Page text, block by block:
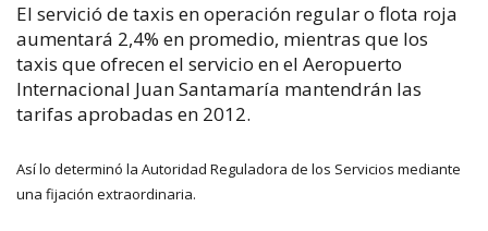
El servició de taxis en operación regular o flota roja
aumentará 2,4% en promedio, mientras que los
taxis que ofrecen el servicio en el Aeropuerto
Internacional Juan Santamaría mantendrán las
tarifas aprobadas en 2012.
Así lo determinó la Autoridad Reguladora de los Servicios mediante
una fijación extraordinaria.